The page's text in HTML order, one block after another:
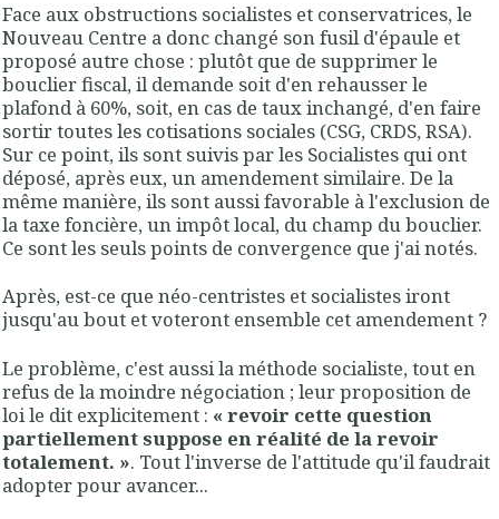
Face aux obstructions socialistes et conservatrices, le
Nouveau Centre a donc changé son fusil d'épaule et
proposé autre chose : plutôt que de supprimer le
bouclier fiscal, il demande soit d'en rehausser le
plafond à 60%, soit, en cas de taux inchangé, d'en faire
sortir toutes les cotisations sociales (CSG, CRDS, RSA).
Sur ce point, ils sont suivis par les Socialistes qui ont
déposé, après eux, un amendement similaire. De la
même manière, ils sont aussi favorable à l'exclusion de
la taxe foncière, un impôt local, du champ du bouclier.
Ce sont les seuls points de convergence que j'ai notés.
Après, est-ce que néo-centristes et socialistes iront
jusqu'au bout et voteront ensemble cet amendement ?
Le problème, c'est aussi la méthode socialiste, tout en
refus de la moindre négociation ; leur proposition de
loi le dit explicitement : « revoir cette question
partiellement suppose en réalité de la revoir
totalement. ». Tout l'inverse de l'attitude qu'il faudrait
adopter pour avancer...